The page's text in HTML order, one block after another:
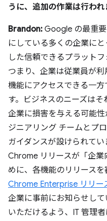
うに、追加の作業は行われ
Brandon: Google の最重
にしている多くの企業に
した信頼できるプラットフ
つまり、企業は従業員が
機能にアクセスできる一
す。ビジネスのニーズは
企業に損害を与える可能
ジニアリング チームとプ
ガイダンスが設けられて
Chrome リリースが「企
めに、各機能のリリースを
Chrome Enterprise リリー
企業に事前にお知らせし
いただけるよう、IT 管理者